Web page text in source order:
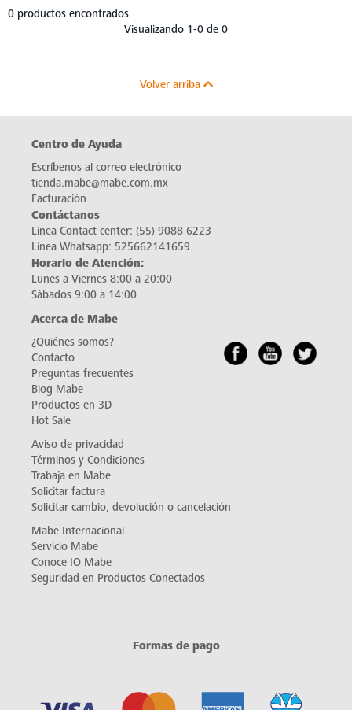
0 productos encontrados
Visualizando 1-0 de 0
Volver arriba
Centro de Ayuda
Escríbenos al correo electrónico
tienda.mabe@mabe.com.mx
Facturación
Contáctanos
Línea Contact center: (55) 9088 6223
Línea Whatsapp: 525662141659
Horario de Atención:
Lunes a Viernes 8:00 a 20:00
Sábados 9:00 a 14:00
Acerca de Mabe
¿Quiénes somos?
Contacto
Preguntas frecuentes
Blog Mabe
Productos en 3D
Hot Sale
Aviso de privacidad
Términos y Condiciones
Trabaja en Mabe
Solicitar factura
Solicitar cambio, devolución o cancelación
Mabe Internacional
Servicio Mabe
Conoce IO Mabe
Seguridad en Productos Conectados
Formas de pago